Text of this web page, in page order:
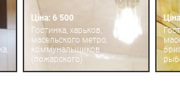
Ціна: 6 500
Гостинка, харьков,
масельского метро,
коммунальщиков
(пожарского)